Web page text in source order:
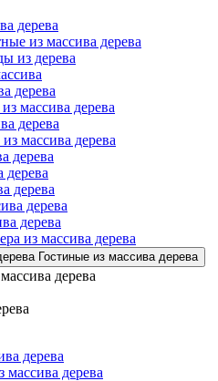
дерева
из массива дерева
из дерева
дерева
массива дерева
дерева
массива дерева
дерева
дерева
дерева
дерева
дерева
из массива дерева
Гостиные из массива дерева
дерева
дерева